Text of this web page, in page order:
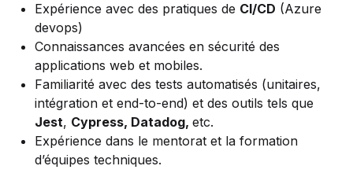
Expérience avec des pratiques de CI/CD (Azure
devops)
Connaissances avancées en sécurité des
applications web et mobiles.
Familiarité avec des tests automatisés (unitaires,
intégration et end-to-end) et des outils tels que
Jest, Cypress, Datadog, etc.
Expérience dans le mentorat et la formation
d’équipes techniques.